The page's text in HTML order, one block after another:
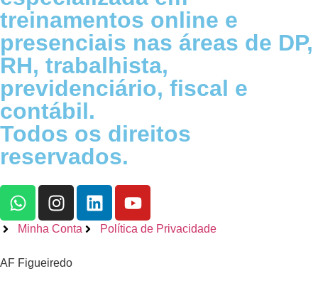
treinamentos online e
presenciais nas áreas de DP,
RH, trabalhista,
previdenciário, fiscal e
contábil.
Todos os direitos
reservados.
Minha Conta Política de Privacidade
AF Figueiredo